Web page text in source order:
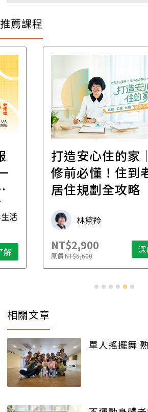
推薦課程
活
解
打造安心住的家
修前必懂！住到
居住規劃全攻略
林黛羚
NT$2,900
原價NT$5,600
相關文章
單人搖擺舞